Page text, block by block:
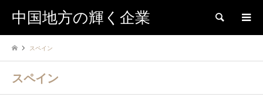
中国地方の輝く企業 検索
スペイン
スペイン